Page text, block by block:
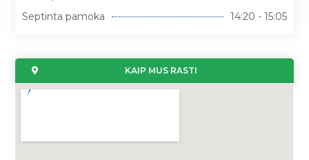
Septinta pamoka
14:20 - 15:05
KAIP MUS RASTI